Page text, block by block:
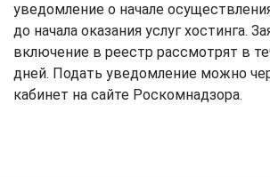
уведомление о начале
до начала оказания услуг хостинга.
включение в реестр рассмотрят в
дней. Подать уведомление можно
кабинет на сайте Роскомнадзора.